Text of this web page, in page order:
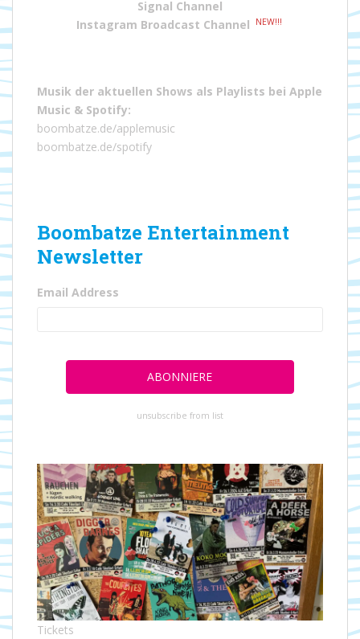
Signal Channel
Instagram Broadcast Channel
NEW!!!
Musik der aktuellen Shows als Playlists bei Apple
Music & Spotify:
boombatze.de/applemusic
boombatze.de/spotify
Boombatze Entertainment
Newsletter
Email Address
unsubscribe from list
Tickets